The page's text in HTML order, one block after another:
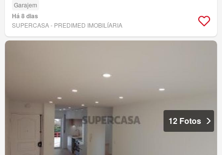
Garajem
Há 8 dias
SUPERCASA - PREDIMED IMOBILÍARIA
12 Fotos